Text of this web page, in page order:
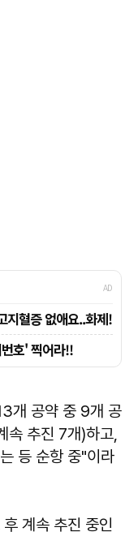
개 공약 중 9개 공
속 추진 7개)하고,
등 순항 중"이라
계속 추진 중인